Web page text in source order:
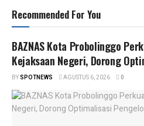
Recommended For You
BAZNAS Kota Probolinggo
Kejaksaan Negeri, Dorong
BYSPOTNEWS AGUSTUS 6, 2026 0